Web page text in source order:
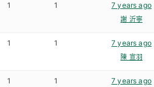
1 1 7 years ago
謝 沂寧
1 1 7 years ago
陳 宣羽
1 1 7 years ago